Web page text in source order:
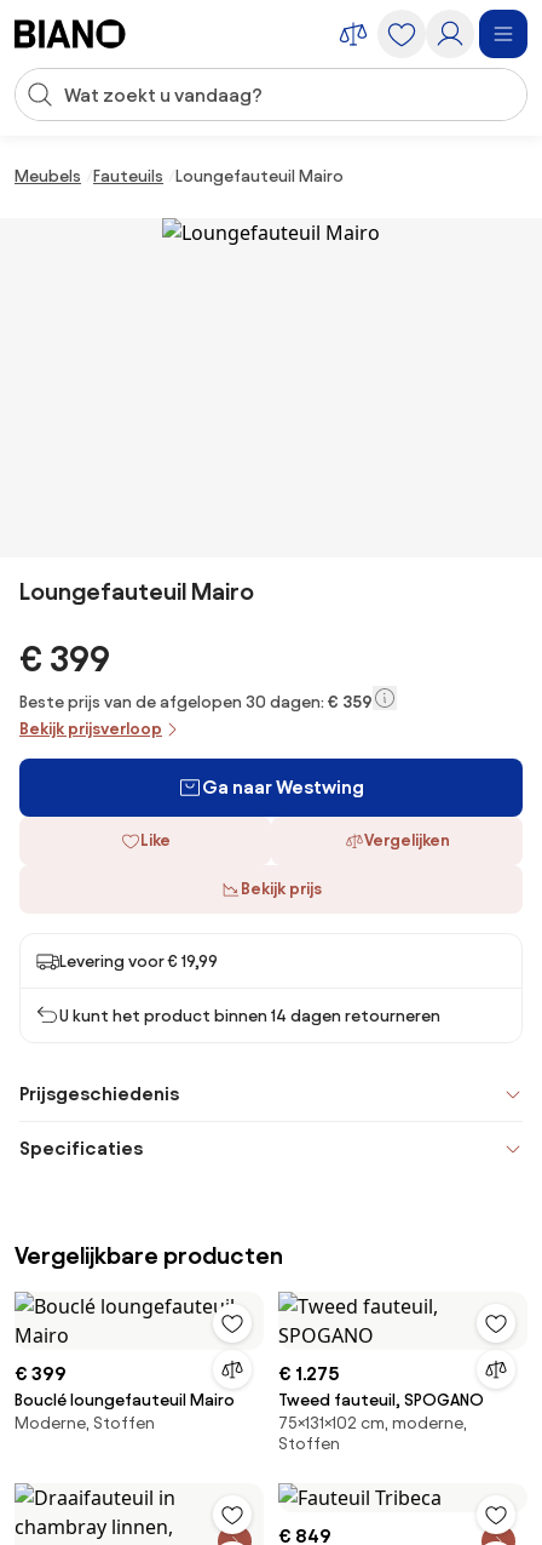
Zoekopdracht invoeren
Meubels Fauteuils Loungefauteuil Mairo
Loungefauteuil Mairo
€ 399
Beste prijs van de afgelopen 30 dagen: € 359
Bekijk prijsverloop
Ga naar Westwing
Like Vergelijken
Bekijk prijs
Levering voor € 19,99
U kunt het product binnen 14 dagen retourneren
Prijsgeschiedenis
Specificaties
Vergelijkbare producten
€ 399
Bouclé loungefauteuil Mairo
Moderne, Stoffen
€ 1.275
Tweed fauteuil, SPOGANO
75×131×102 cm, moderne,
Stoffen
€ 849